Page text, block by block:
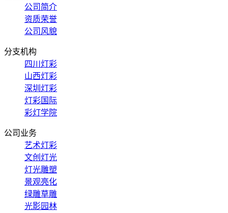
公司简介
资质荣誉
公司风貌
分支机构
四川灯彩
山西灯彩
深圳灯彩
灯彩国际
彩灯学院
公司业务
艺术灯彩
文创灯光
灯光雕塑
景观亮化
绿雕草雕
光影园林